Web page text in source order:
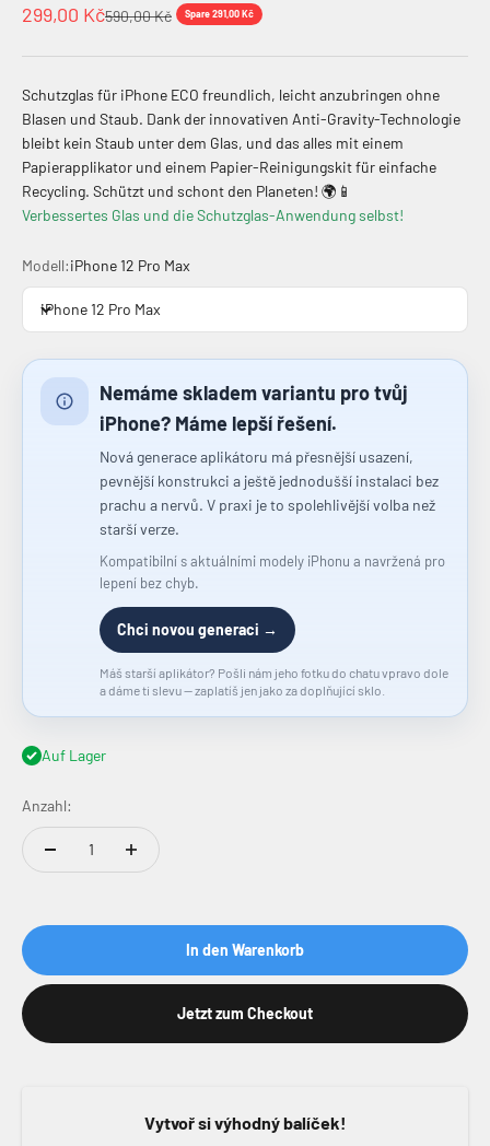
Angebot
299,00 KčRegulärer Preis
590,00 Kč Spare 291,00 Kč
Schutzglas für iPhone ECO freundlich, leicht anzubringen ohne
Blasen und Staub. Dank der innovativen Anti-Gravity-Technologie
bleibt kein Staub unter dem Glas, und das alles mit einem
Papierapplikator und einem Papier-Reinigungskit für einfache
Recycling. Schützt und schont den Planeten! 🌍📱
Verbessertes Glas und die Schutzglas-Anwendung selbst!
Modell:iPhone 12 Pro Max
iPhone 12 Pro Max
Nemáme skladem variantu pro tvůj
iPhone? Máme lepší řešení.
Nová generace aplikátoru má přesnější usazení,
pevnější konstrukci a ještě jednodušší instalaci bez
prachu a nervů. V praxi je to spolehlivější volba než
starší verze.
Kompatibilní s aktuálními modely iPhonu a navržená pro
lepení bez chyb.
Chci novou generaci →
Máš starší aplikátor? Pošli nám jeho fotku do chatu vpravo dole
a dáme ti slevu — zaplatíš jen jako za doplňující sklo.
Auf Lager
Anzahl:
In den Warenkorb
Jetzt zum Checkout
Vytvoř si výhodný balíček!